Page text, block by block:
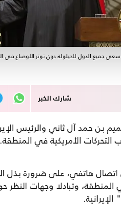
جميع الدول للحيلولة دون توتر الأوضاع في
شارك الخبر
بن حمد آل ثاني والرئيس
التحركات الأمريكية في المنطقة.
اتصال هاتفي، على ضرورة بذل
المنطقة، وتبادلا وجهات